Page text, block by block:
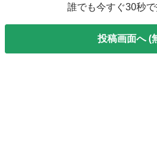
誰でも今すぐ30秒
投稿画面へ (